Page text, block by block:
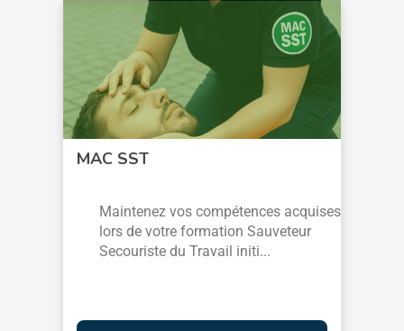
MAC SST
Maintenez vos compétences acquises
lors de votre formation Sauveteur
Secouriste du Travail initi...